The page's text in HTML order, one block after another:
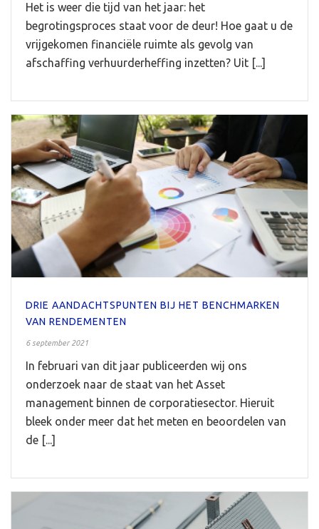
Het is weer die tijd van het jaar: het
begrotingsproces staat voor de deur! Hoe gaat u de
vrijgekomen financiële ruimte als gevolg van
afschaffing verhuurderheffing inzetten? Uit [...]
DRIE AANDACHTSPUNTEN BIJ HET BENCHMARKEN
VAN RENDEMENTEN
6 september 2021
In februari van dit jaar publiceerden wij ons
onderzoek naar de staat van het Asset
management binnen de corporatiesector. Hieruit
bleek onder meer dat het meten en beoordelen van
de [...]